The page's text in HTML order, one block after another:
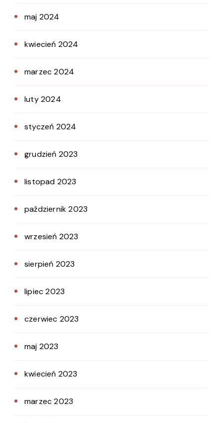
maj 2024
kwiecień 2024
marzec 2024
luty 2024
styczeń 2024
grudzień 2023
listopad 2023
październik 2023
wrzesień 2023
sierpień 2023
lipiec 2023
czerwiec 2023
maj 2023
kwiecień 2023
marzec 2023